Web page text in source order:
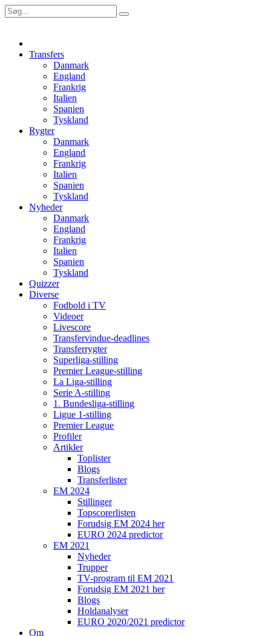
Transfers
Danmark
England
Frankrig
Italien
Spanien
Tyskland
Rygter
Danmark
England
Frankrig
Italien
Spanien
Tyskland
Nyheder
Danmark
England
Frankrig
Italien
Spanien
Tyskland
Quizzer
Diverse
Fodbold i TV
Videoer
Livescore
Transfervindue-deadlines
Transferrygter
Superliga-stilling
Premier League-stilling
La Liga-stilling
Serie A-stilling
1. Bundesliga-stilling
Ligue 1-stilling
Premier League
Profiler
Artikler
Toplister
Blogs
Transferlister
EM 2024
Stillinger
Topscorerlisten
Forudsig EM 2024 her
EURO 2024 predictor
EM 2021
Nyheder
Trupper
TV-program til EM 2021
Forudsig EM 2021 her
Blogs
Holdanalyser
EURO 2020/2021 predictor
Om